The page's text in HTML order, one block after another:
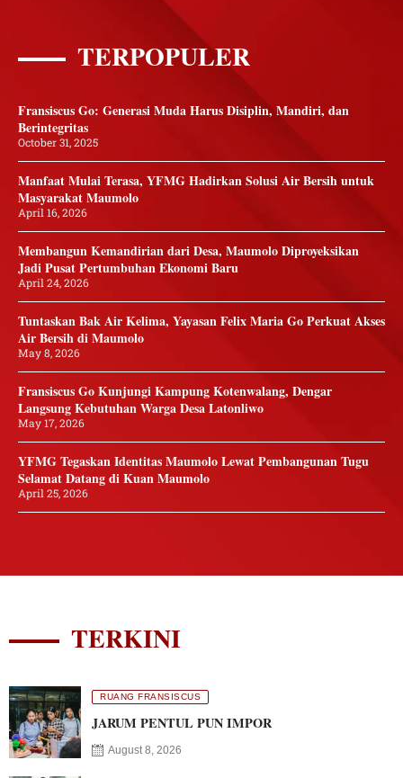
TERPOPULER
Fransiscus Go: Generasi Muda Harus Disiplin, Mandiri, dan
Berintegritas
October 31, 2025
Manfaat Mulai Terasa, YFMG Hadirkan Solusi Air Bersih untuk
Masyarakat Maumolo
April 16, 2026
Membangun Kemandirian dari Desa, Maumolo Diproyeksikan
Jadi Pusat Pertumbuhan Ekonomi Baru
April 24, 2026
Tuntaskan Bak Air Kelima, Yayasan Felix Maria Go Perkuat Akses
Air Bersih di Maumolo
May 8, 2026
Fransiscus Go Kunjungi Kampung Kotenwalang, Dengar
Langsung Kebutuhan Warga Desa Latonliwo
May 17, 2026
YFMG Tegaskan Identitas Maumolo Lewat Pembangunan Tugu
Selamat Datang di Kuan Maumolo
April 25, 2026
TERKINI
RUANG FRANSISCUS
JARUM PENTUL PUN IMPOR
August 8, 2026